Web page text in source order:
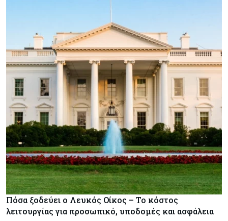
Πόσα ξοδεύει ο Λευκός Οίκος – Το κόστος
λειτουργίας για προσωπικό, υποδομές και ασφάλεια